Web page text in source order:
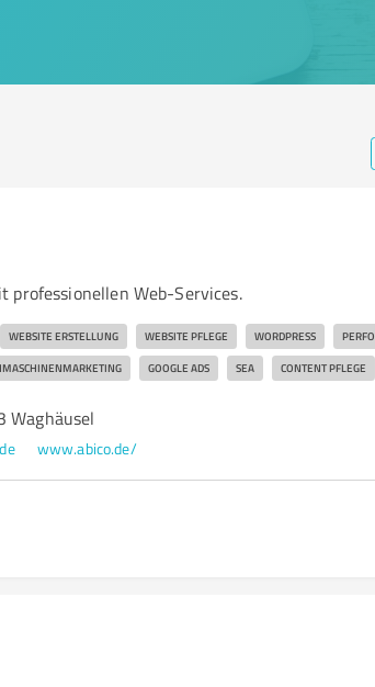
Web-Services.
WEBSITE ERSTELLUNG WEBSITE PFLEGE WORDPRESS
GOOGLE ADS SEA CONTENT PFLEGE
Waghäusel
www.abico.de/